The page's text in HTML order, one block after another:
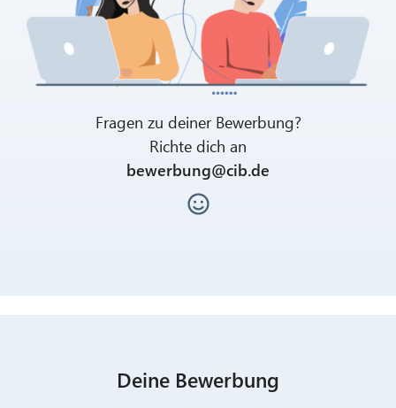
Fragen zu deiner Bewerbung?
Richte dich an
bewerbung@cib.de
Deine Bewerbung